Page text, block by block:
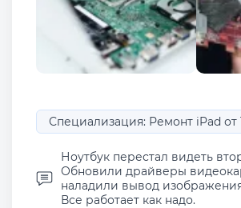
Специализация: Ремонт iPad от
Ноутбук перестал видеть
Обновили драйверы
наладили вывод изображения
Все работает как надо.